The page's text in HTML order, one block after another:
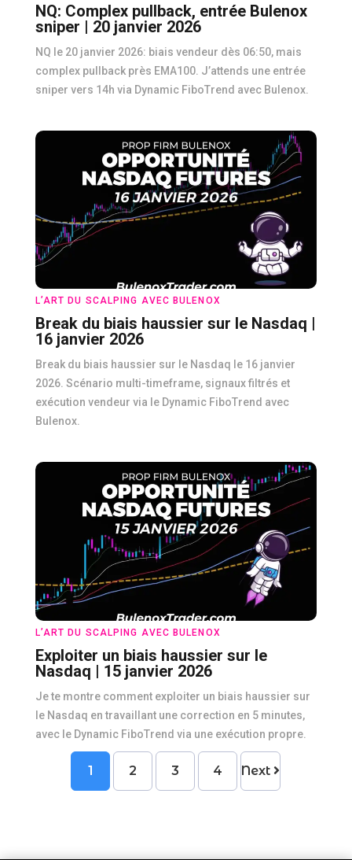
NQ: Complex pullback, entrée Bulenox
sniper | 20 janvier 2026
NQ le 20 janvier 2026: biais vendeur dès 06:50, mais
complex pullback près EMA100. J’attends une entrée
sniper vers 14h via Dynamic FiboTrend avec Bulenox.
L’ART DU SCALPING AVEC BULENOX
Break du biais haussier sur le Nasdaq |
16 janvier 2026
Break du biais haussier sur le Nasdaq le 16 janvier
2026. Scénario multi-timeframe, signaux filtrés et
exécution vendeur via le Dynamic FiboTrend avec
Bulenox.
L’ART DU SCALPING AVEC BULENOX
Exploiter un biais haussier sur le
Nasdaq | 15 janvier 2026
Je te montre comment exploiter un biais haussier sur
le Nasdaq en travaillant une correction en 5 minutes,
avec le Dynamic FiboTrend via une exécution propre.
1 2 3 4 Next